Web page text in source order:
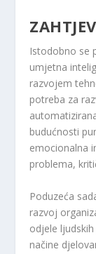
Istodobno se
umjetna
razvojem
potreba za
budućnosti
emocionalna
problema,
Poduzeća
razvoj
odjele
načine